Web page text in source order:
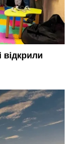
відкрили